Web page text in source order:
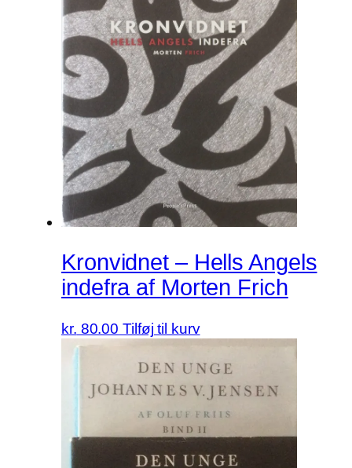
Kronvidnet – Hells Angels
indefra af Morten Frich
kr. 80.00 Tilføj til kurv